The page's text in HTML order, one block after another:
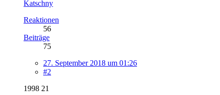
Katschny
Reaktionen
56
Beiträge
75
27. September 2018 um 01:26
#2
1998 21